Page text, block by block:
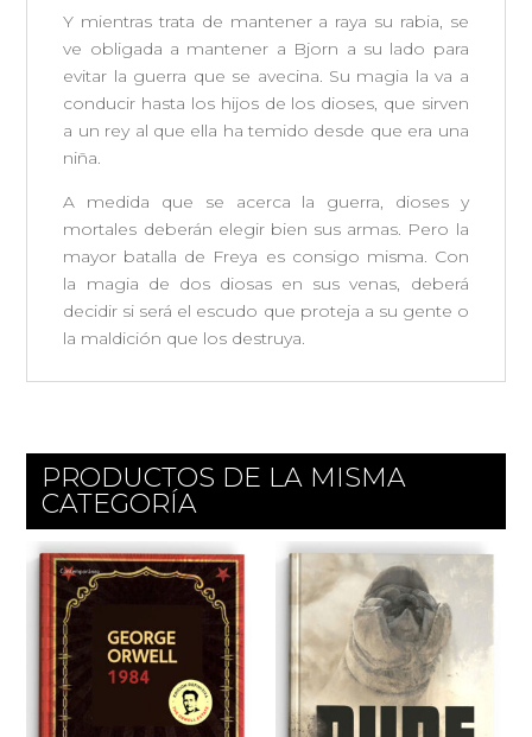
Y mientras trata de mantener a raya su rabia, se
ve obligada a mantener a Bjorn a su lado para
evitar la guerra que se avecina. Su magia la va a
conducir hasta los hijos de los dioses, que sirven
a un rey al que ella ha temido desde que era una
niña.
A medida que se acerca la guerra, dioses y
mortales deberán elegir bien sus armas. Pero la
mayor batalla de Freya es consigo misma. Con
la magia de dos diosas en sus venas, deberá
decidir si será el escudo que proteja a su gente o
la maldición que los destruya.
PRODUCTOS DE LA MISMA
CATEGORÍA